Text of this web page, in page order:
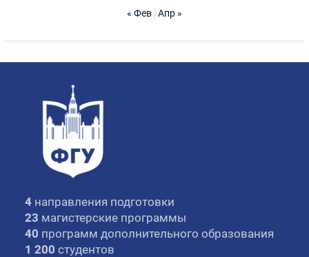
« Фев Апр »
4 направления подготовки
23 магистерские программы
40 программ дополнительного образования
1 200 студентов